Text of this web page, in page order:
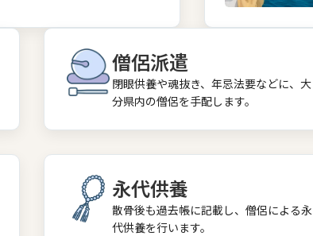
僧侶派遣
閉眼供養や魂抜き、年忌法要などに、大
分県内の僧侶を手配します。
永代供養
散骨後も過去帳に記載し、僧侶による永
代供養を行います。